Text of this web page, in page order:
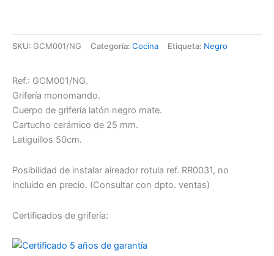
SKU: GCM001/NG Categoría: Cocina Etiqueta: Negro
Ref.: GCM001/NG.
Grifería monomando.
Cuerpo de grifería latón negro mate.
Cartucho cerámico de 25 mm.
Latiguillos 50cm.
Posibilidad de instalar aireador rotula ref. RR0031, no
incluido en precio. (Consultar con dpto. ventas)
Certificados de grifería: